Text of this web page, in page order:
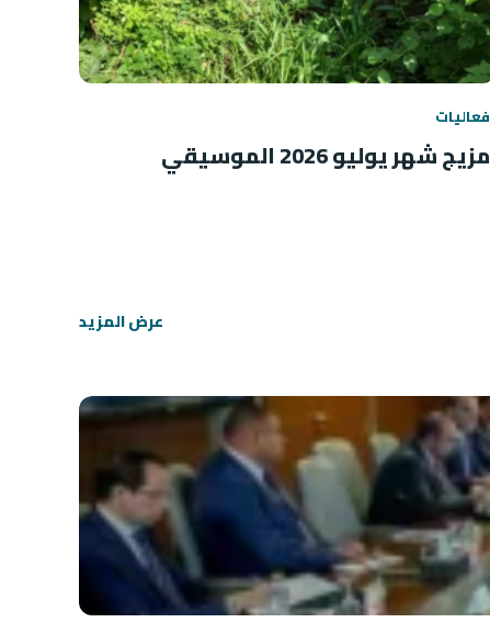
فعاليات
مزيج شهر يوليو 2026 الموسيقي
عرض المزيد